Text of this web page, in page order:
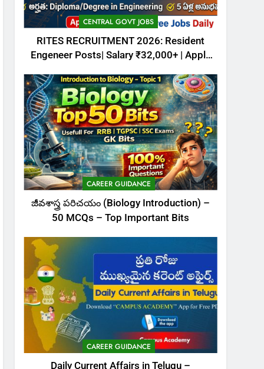
CENTRAL GOVT JOBS
RITES RECRUITMENT 2026: Resident
Engeneer Posts| Salary ₹32,000+ | Apply
CAREER GUIDANCE
జీవశాస్త్ర పరిచయం (Biology Introduction) –
50 MCQs – Top Important Bits
CAREER GUIDANCE
Daily Current Affairs in Telugu –